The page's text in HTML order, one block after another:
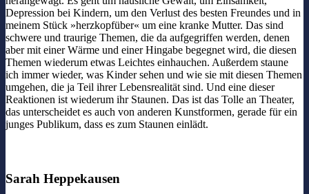
Depression bei Kindern, um den Verlust des besten Freundes und in
meinem Stück »herzkopfüber« um eine kranke Mutter. Das sind
schwere und traurige Themen, die da aufgegriffen werden, denen
aber mit einer Wärme und einer Hingabe begegnet wird, die diesen
Themen wiederum etwas Leichtes einhauchen. Außerdem staune
ich immer wieder, was Kinder sehen und wie sie mit diesen Themen
umgehen, die ja Teil ihrer Lebensrealität sind. Und eine dieser
Reaktionen ist wiederum ihr Staunen. Das ist das Tolle an Theater,
das unterscheidet es auch von anderen Kunstformen, gerade für ein
junges Publikum, dass es zum Staunen einlädt.
Sarah Heppekausen